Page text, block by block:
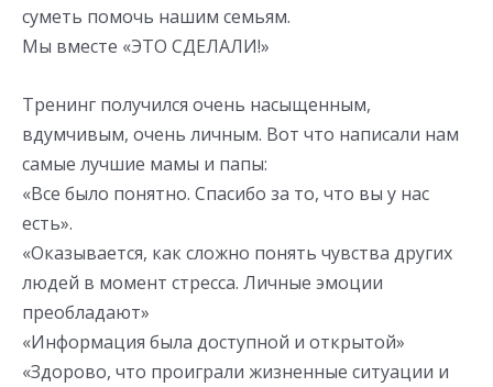
суметь помочь нашим семьям.
Мы вместе «ЭТО СДЕЛАЛИ!»
Тренинг получился очень насыщенным,
вдумчивым, очень личным. Вот что написали нам
самые лучшие мамы и папы:
«Все было понятно. Спасибо за то, что вы у нас
есть».
«Оказывается, как сложно понять чувства других
людей в момент стресса. Личные эмоции
преобладают»
«Информация была доступной и открытой»
«Здорово, что проиграли жизненные ситуации и